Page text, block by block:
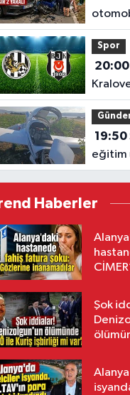
araç
yaralı
Spor
20:00
hangi
19:50Sert iniş yapan
eğitim
oluştu
Haberler
Şok